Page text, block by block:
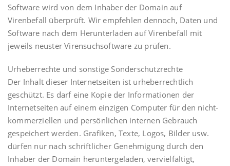
Software wird von dem Inhaber der Domain auf
Virenbefall überprüft. Wir empfehlen dennoch, Daten und
Software nach dem Herunterladen auf Virenbefall mit
jeweils neuster Virensuchsoftware zu prüfen.
Urheberrechte und sonstige Sonderschutzrechte
Der Inhalt dieser Internetseiten ist urheberrechtlich
geschützt. Es darf eine Kopie der Informationen der
Internetseiten auf einem einzigen Computer für den nicht-
kommerziellen und persönlichen internen Gebrauch
gespeichert werden. Grafiken, Texte, Logos, Bilder usw.
dürfen nur nach schriftlicher Genehmigung durch den
Inhaber der Domain heruntergeladen, vervielfältigt,